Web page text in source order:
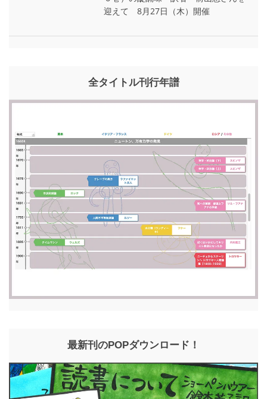
迎えて 8月27日（木）開催
全タイトル刊行年譜
最新刊のPOPダウンロード！